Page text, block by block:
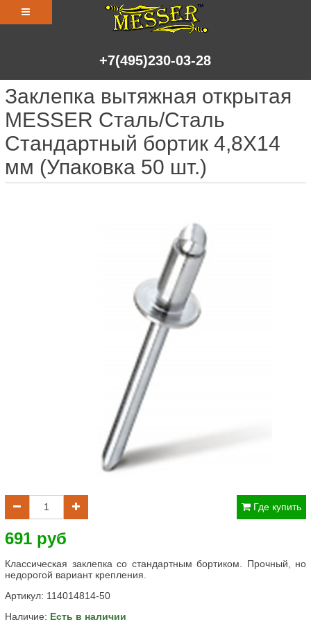
+7(495)230-03-28
Заклепка вытяжная открытая
MESSER Сталь/Сталь
Стандартный бортик 4,8X14
мм (Упаковка 50 шт.)
Где купить
691 руб
Классическая заклепка со стандартным бортиком. Прочный, но
недорогой вариант крепления.
Артикул: 114014814-50
Наличие: Есть в наличии